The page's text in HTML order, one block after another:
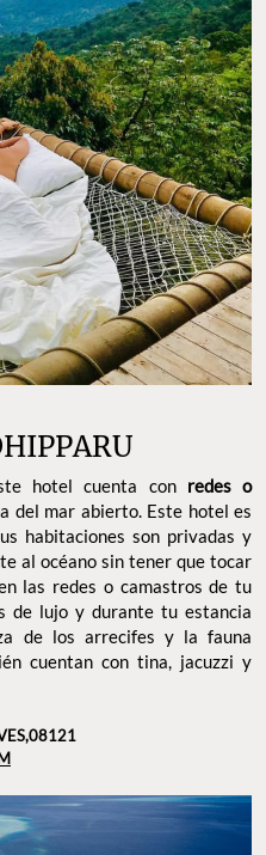
hotel cuenta con redes o
del mar abierto. Este hotel es
habitaciones son privadas y
al océano sin tener que tocar
las redes o camastros de tu
de lujo y durante tu estancia
de los arrecifes y la fauna
cuentan con tina, jacuzzi y